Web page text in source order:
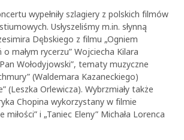
wypełniły szlagiery z polskich filmów
Usłyszeliśmy m.in. słynną
Dębskiego z filmu „Ogniem
o małym rycerzu” Wojciecha Kilara
Wołodyjowski”, tematy muzyczne
(Waldemara Kazaneckiego)
(Leszka Orlewicza). Wybrzmiały także
Chopina wykorzystany w filmie
miłości” i „Taniec Eleny” Michała Lorenca